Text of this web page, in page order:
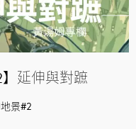
】延伸與對蹠
景#2